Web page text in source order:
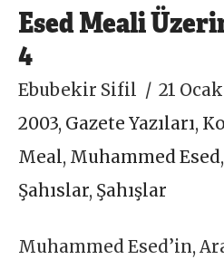
Esed Meali
4
Ebubekir Sifil
21
2003, Gazete Yazıları,
Meal, Muhammed Esed,
Şahıslar, Şahışlar
Muhammed Esed’in,